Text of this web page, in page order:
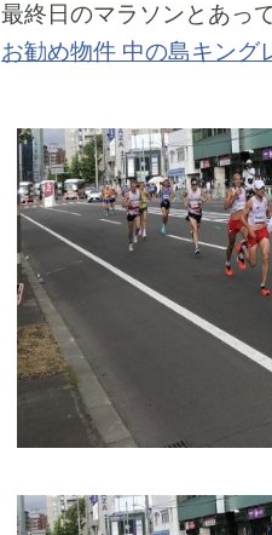
最終日のマラソンとあっ
お勧め物件 中の島キング